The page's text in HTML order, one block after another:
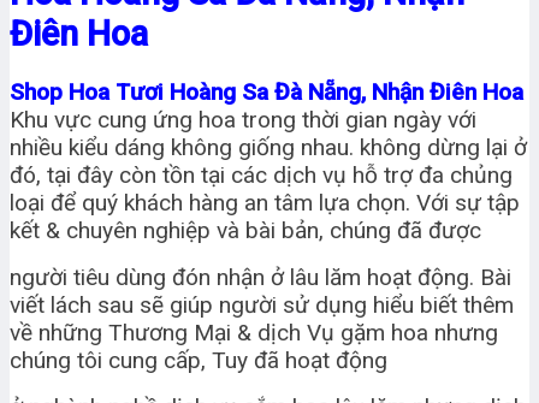
Điên Hoa
Shop Hoa Tươi Hoàng Sa Đà Nẵng, Nhận Điên Hoa
Khu vực cung ứng hoa trong thời gian ngày với
nhiều kiểu dáng không giống nhau. không dừng lại ở
đó, tại đây còn tồn tại các dịch vụ hỗ trợ đa chủng
loại để quý khách hàng an tâm lựa chọn. Với sự tập
kết & chuyên nghiệp và bài bản, chúng đã được
người tiêu dùng đón nhận ở lâu lăm hoạt động. Bài
viết lách sau sẽ giúp người sử dụng hiểu biết thêm
về những Thương Mại & dịch Vụ gặm hoa nhưng
chúng tôi cung cấp, Tuy đã hoạt động